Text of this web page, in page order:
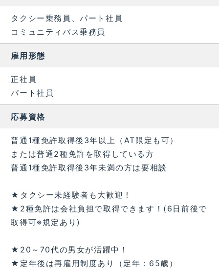
タクシー乗務員、パート社員
コミュニティバス乗務員
雇用形態
正社員
パート社員
応募資格
普通1種免許取得後3年以上（AT限定も可）
または普通2種免許を取得している方
普通1種免許取得後3年未満の方は要相談
★タクシー未経験者も大歓迎！
★2種免許は会社負担で取得できます！(6日前後で
取得可※規定あり)
★20～70代の男女が活躍中！
★定年後は再雇用制度あり（定年：65歳）